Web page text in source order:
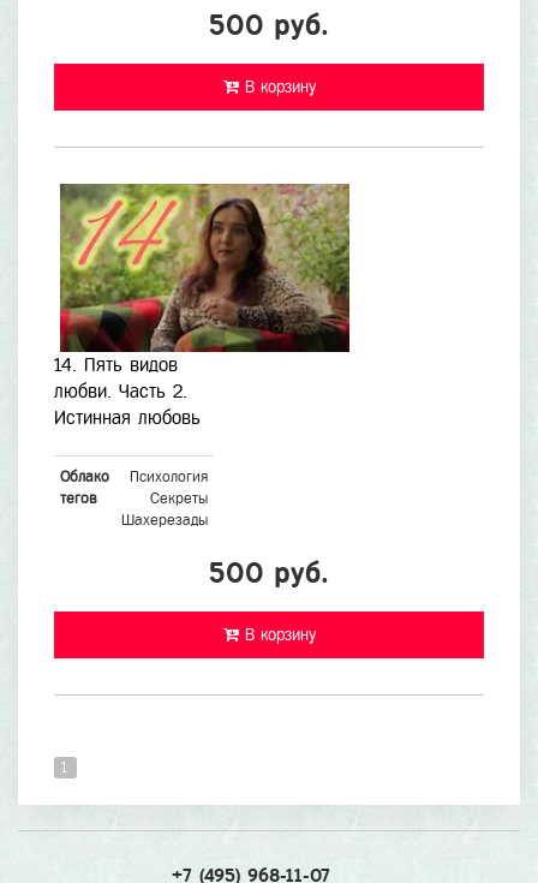
500 руб.
В корзину
14. Пять видов
любви. Часть 2.
Истинная любовь
Облако
тегов
Психология
Секреты
Шахерезады
500 руб.
В корзину
1
+7 (495) 968-11-07